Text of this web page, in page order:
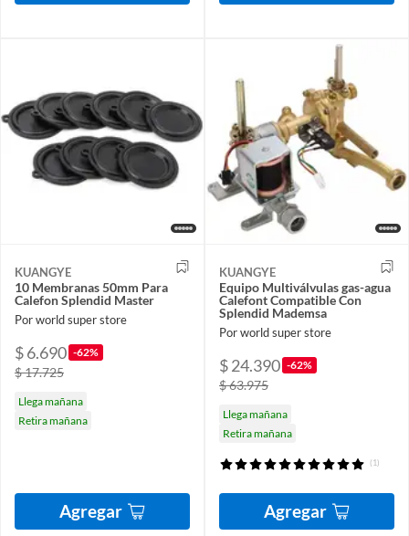
KUANGYE
10 Membranas 50mm Para
Calefon Splendid Master
Por world super store
$ 6.690 -62%
$ 17.725
Llega mañana
Retira mañana
Agregar
KUANGYE
Equipo Multiválvulas gas-agua
Calefont Compatible Con
Splendid Mademsa
Por world super store
$ 24.390 -62%
$ 63.975
Llega mañana
Retira mañana
(1)
Agregar